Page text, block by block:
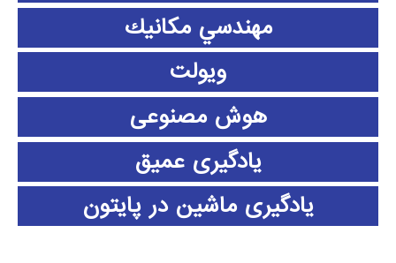
مهندسي مكانيك
ویولت
هوش مصنوعی
یادگیری عمیق
یادگیری ماشین در پایتون